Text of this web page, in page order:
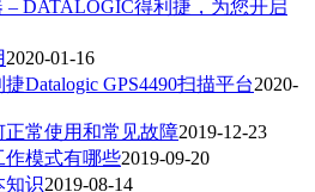
– DATALOGIC得利捷，为您开启
2020-01-16
Datalogic GPS4490扫描平台2020-
常使用和常见故障2019-12-23
作模式有哪些2019-09-20
知识2019-08-14